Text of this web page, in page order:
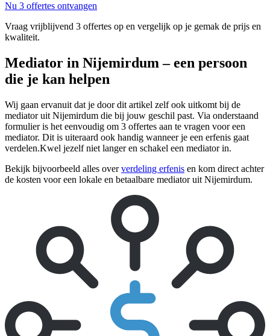
Nu 3 offertes ontvangen
Vraag vrijblijvend 3 offertes op en vergelijk op je gemak de prijs en
kwaliteit.
Mediator in Nijemirdum – een persoon
die je kan helpen
Wij gaan ervanuit dat je door dit artikel zelf ook uitkomt bij de
mediator uit Nijemirdum die bij jouw geschil past. Via onderstaand
formulier is het eenvoudig om 3 offertes aan te vragen voor een
mediator. Dit is uiteraard ook handig wanneer je een erfenis gaat
verdelen.Kwel jezelf niet langer en schakel een mediator in.
Bekijk bijvoorbeeld alles oververdeling erfenis en kom direct achter
de kosten voor een lokale en betaalbare mediator uit Nijemirdum.